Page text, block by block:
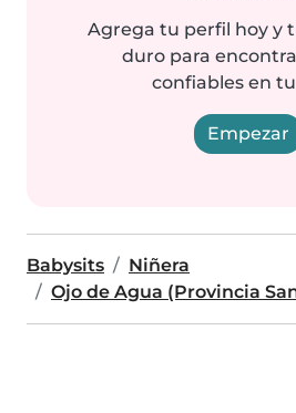
Agrega tu perfil hoy y
duro para
confiables en
Empezar
Babysits
Niñera
Ojo de Agua (Provincia